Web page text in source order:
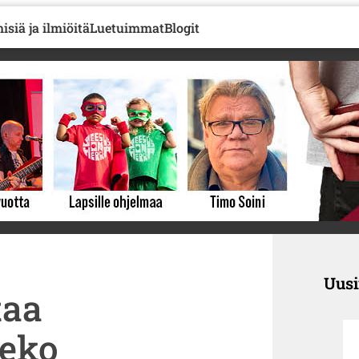
ja ilmiöitäLuetuimmatBlogit